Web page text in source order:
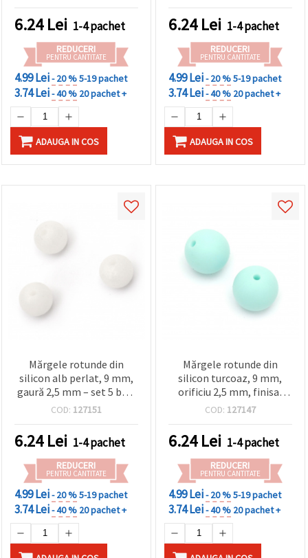
6.24Lei 1-4 pachet
REDUCERI
PENTRU CANTITATE
4.99 Lei- 20 %5-19 pachet
3.74 Lei- 40 % 20 pachet +
ADAUGA IN COS
6.24Lei 1-4 pachet
REDUCERI
PENTRU CANTITATE
4.99 Lei- 20 %5-19 pachet
3.74 Lei- 40 % 20 pachet +
ADAUGA IN COS
Mărgele rotunde din
silicon alb perlat, 9 mm,
gaură 2,5 mm – set 5 buc,
pentru bijuterii
și decorațiuni DIY
COD: 127151
6.24Lei 1-4 pachet
REDUCERI
PENTRU CANTITATE
4.99 Lei- 20 %5-19 pachet
3.74 Lei- 40 % 20 pachet +
Mărgele rotunde din
silicon turcoaz, 9 mm,
orificiu 2,5 mm, finisaj
opac – set 5 bucăți
COD: 127147
6.24Lei 1-4 pachet
REDUCERI
PENTRU CANTITATE
4.99 Lei- 20 %5-19 pachet
3.74 Lei- 40 % 20 pachet +